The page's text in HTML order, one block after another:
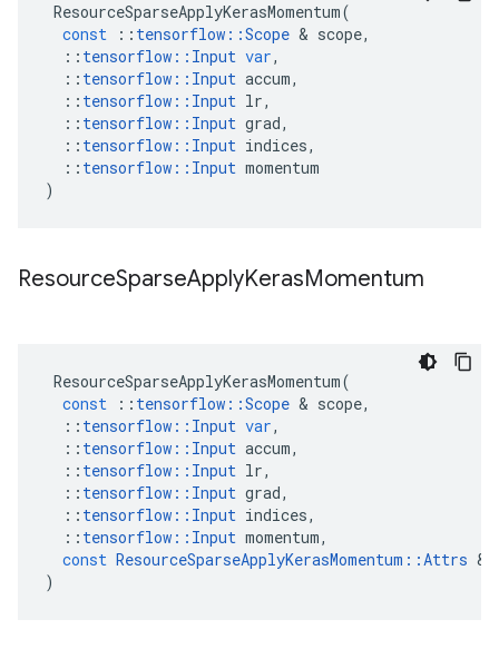
ResourceSparseApplyKerasMomentum(
const
:: tensorflow ::Scope & scope,
:: tensorflow :: Input var,
:: tensorflow :: Input accum,
:: tensorflow :: Input lr,
:: tensorflow :: Input grad,
:: tensorflow :: Input indices,
:: tensorflow :: Input momentum
)
ResourceSparseApplyKerasMomentum
ResourceSparseApplyKerasMomentum(
const
:: tensorflow ::Scope & scope,
:: tensorflow :: Input var,
:: tensorflow :: Input accum,
:: tensorflow :: Input lr,
:: tensorflow :: Input grad,
:: tensorflow :: Input indices,
:: tensorflow :: Input momentum,
const ResourceSparseApplyKerasMomentum ::Attrs &
)